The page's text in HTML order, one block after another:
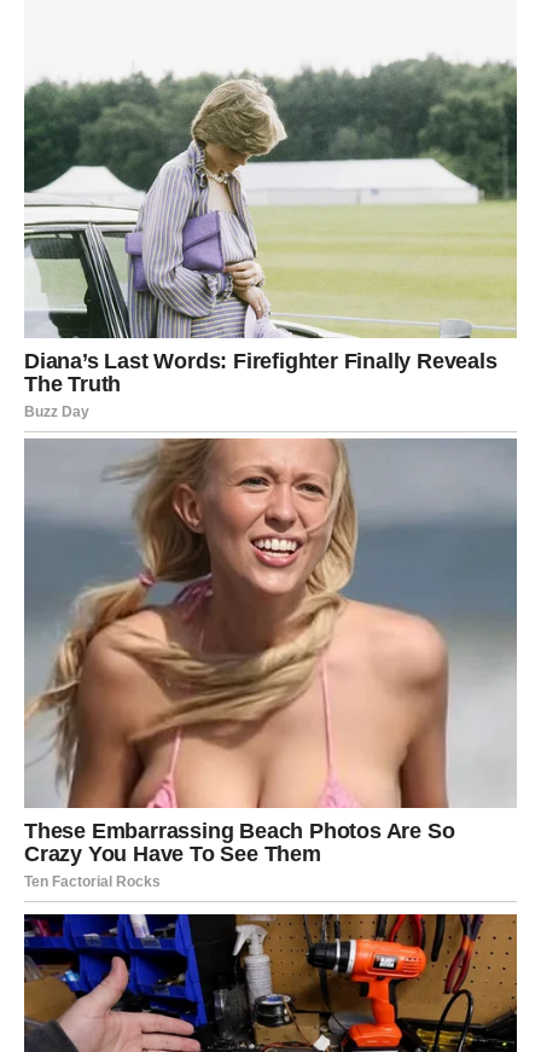
NAJLJEPŠI MJESEC?
Zato što vam donosi ono što vam je dugo nedostajalo.
Lijepe vijesti.
Finansijsko olakšanje.
Nove prilike.
Snažne emocije.
I osjećaj da se konačno nalazite na mjestu na kojem želite
Škorpije, pred vama su sedmice tokom kojih ćete mnogo
češće osjećati uzbuđenje, radost i zadovoljstvo nego
brigu.
A kada se jun završi, mogli biste shvatiti da je upravo ovaj
mjesec bio početak jednog od najsretnijih perioda u
vašem životu.